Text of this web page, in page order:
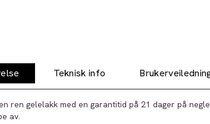
Teknisk info
ren gelelakk med en garantitid på 21 dager på
av.